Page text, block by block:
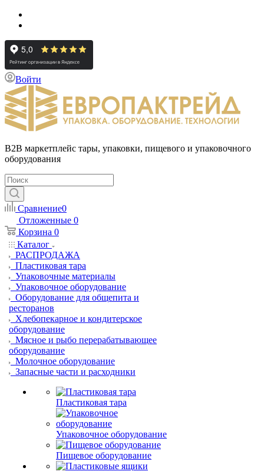
Войти
B2B маркетплейс тары, упаковки, пищевого и упаковочного
оборудования
Сравнение0
Отложенные 0
Корзина 0
Каталог
РАСПРОДАЖА
Пластиковая тара
Упаковочные материалы
Упаковочное оборудование
Оборудование для общепита и
ресторанов
Хлебопекарное и кондитерское
оборудование
Мясное и рыбо перерабатывающее
оборудование
Молочное оборудование
Запасные части и расходники
Пластиковая тара
Упаковочное оборудование
Пищевое оборудование